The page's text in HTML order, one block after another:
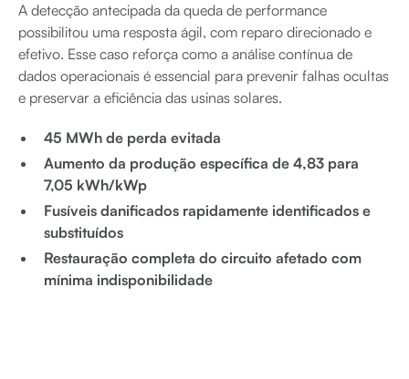
A detecção antecipada da queda de performance
possibilitou uma resposta ágil, com reparo direcionado e
efetivo. Esse caso reforça como a análise contínua de
dados operacionais é essencial para prevenir falhas ocultas
e preservar a eficiência das usinas solares.
45 MWh de perda evitada
Aumento da produção específica de 4,83 para
7,05 kWh/kWp
Fusíveis danificados rapidamente identificados e
substituídos
Restauração completa do circuito afetado com
mínima indisponibilidade